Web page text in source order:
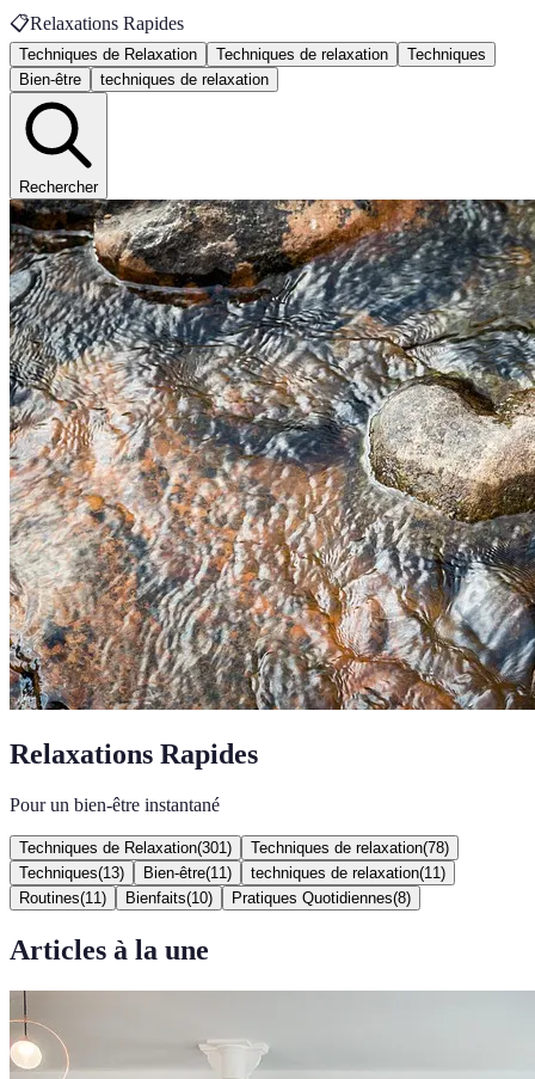
📋Relaxations Rapides
Techniques de Relaxation Techniques de relaxation
Techniques
Bien-être
techniques de relaxation
Rechercher
Relaxations Rapides
Pour un bien-être instantané
Techniques de Relaxation(301 ) Techniques de relaxation(78)
Techniques(13) Bien-être(11 ) techniques de relaxation(11 )
Routines(11 ) Bienfaits(10) Pratiques Quotidiennes(8)
Articles à la une